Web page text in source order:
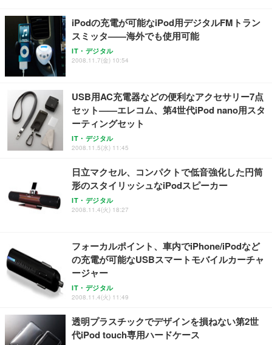
ANDWINT オフィスチェア デスクチェア 肘なし メ
ッシュ 通気性 ランバーサポート付き 腰サポート ガ
ス圧無段階昇降 360度回転 キャスター付き コンパク
ト 幅52×奥行58.5×高さ84～96cm テレワーク 在宅
￥4,139
【MiniLED/24.5inch/280Hz/FHD】GRAPHT THE S
HOOTER Gaming Monitor 24” Essential ゲーミン
グモニター QD 24.5インチ 1ms FHD 量子ドット 残
像低減 (3年保証 | 輝点保証 | 日本メーカー)
￥34,980
アイリスオーヤマ ペットシーツ 超厚型 お徳用 レギ
ュラー 200枚入【Amazon.co.jp限定】
￥3,731
iPodの充電が可能なiPod用デジタルFMトラン
スミッタ——海外でも使用可能
IT・デジタル
2008.11.7(金) 10:54
USB用AC充電器などの便利なアクセサリー7点
セット——エレコム、第4世代iPod nano用スタ
ーティングセット
IT・デジタル
2008.11.5(水) 11:45
日立マクセル、コンパクトで低音強化した円筒
形のスタイリッシュなiPodスピーカー
IT・デジタル
2008.11.4(火) 18:27
フォーカルポイント、車内でiPhone/iPodなど
の充電が可能なUSBスマートモバイルカーチャ
ージャー
IT・デジタル
2008.11.4(火) 11:49
透明プラスチックでデザインを損ねない第2世
代iPod touch専用ハードケース